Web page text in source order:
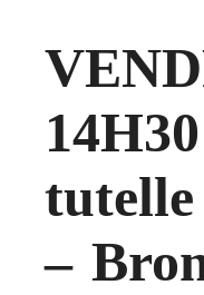
–